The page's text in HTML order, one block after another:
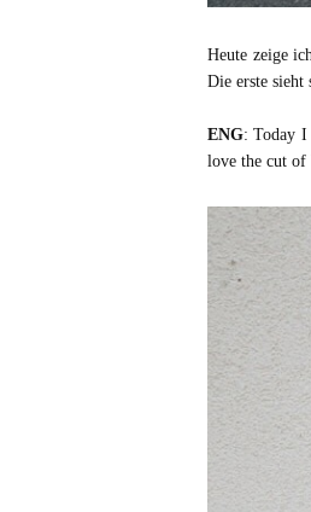
Heute zeige
Die erste
ENG: Today I
love the cut